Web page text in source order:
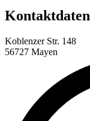
Kontaktdaten
Koblenzer Str. 148
56727 Mayen